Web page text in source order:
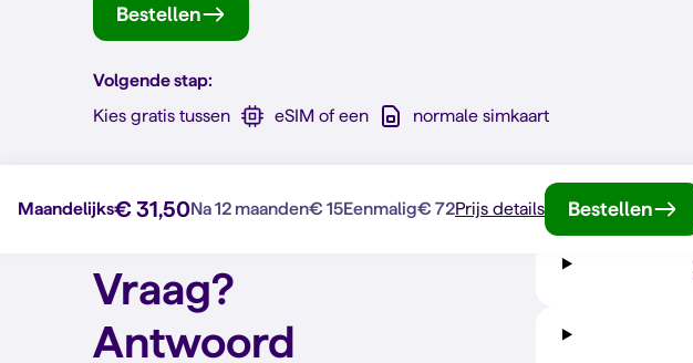
Bestellen
Volgende stap:
Kies gratis tussen
eSIM of een normale simkaart
Maandelijks€ 31,50Na 12 maanden€ 15Eenmalig€ 72Prijs details Bestellen
Vraag?
Antwoord